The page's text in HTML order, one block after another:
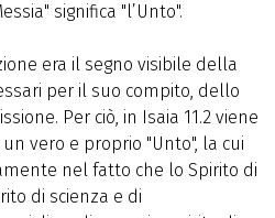
significa "l’Unto".
era il segno visibile della
per il suo compito, dello
Per ciò, in Isaia 11.2 viene
vero e proprio "Unto", la cui
nel fatto che lo Spirito di
di scienza e di